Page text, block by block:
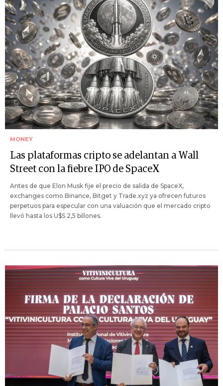
MONEY
Las plataformas cripto se adelantan a Wall
Street con la fiebre IPO de SpaceX
Antes de que Elon Musk fije el precio de salida de SpaceX,
exchanges como Binance, Bitget y Trade.xyz ya ofrecen futuros
perpetuos para especular con una valuación que el mercado cripto
llevó hasta los U$S 2,5 billones.